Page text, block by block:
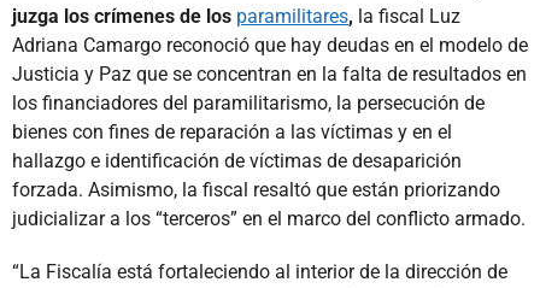
juzga los crímenes de los paramilitares, la fiscal Luz
Adriana Camargo reconoció que hay deudas en el modelo de
Justicia y Paz que se concentran en la falta de resultados en
los financiadores del paramilitarismo, la persecución de
bienes con fines de reparación a las víctimas y en el
hallazgo e identificación de víctimas de desaparición
forzada. Asimismo, la fiscal resaltó que están priorizando
judicializar a los “terceros” en el marco del conflicto armado.
“La Fiscalía está fortaleciendo al interior de la dirección de